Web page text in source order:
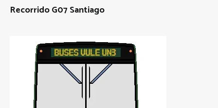
Recorrido G07 Santiago